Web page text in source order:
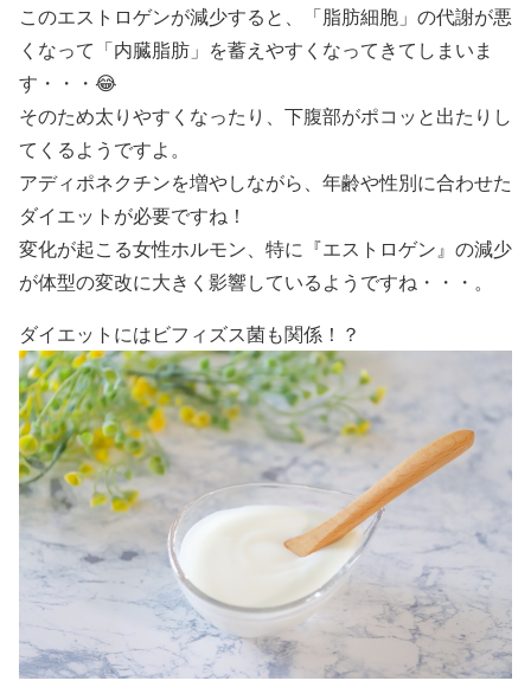
このエストロゲンが減少すると、「脂肪細胞」の代謝が悪
くなって「内臓脂肪」を蓄えやすくなってきてしまいま
す・・・😂
そのため太りやすくなったり、下腹部がポコッと出たりし
てくるようですよ。
アディポネクチンを増やしながら、年齢や性別に合わせた
ダイエットが必要ですね！
変化が起こる女性ホルモン、特に『エストロゲン』の減少
が体型の変改に大きく影響しているようですね・・・。
ダイエットにはビフィズス菌も関係！？